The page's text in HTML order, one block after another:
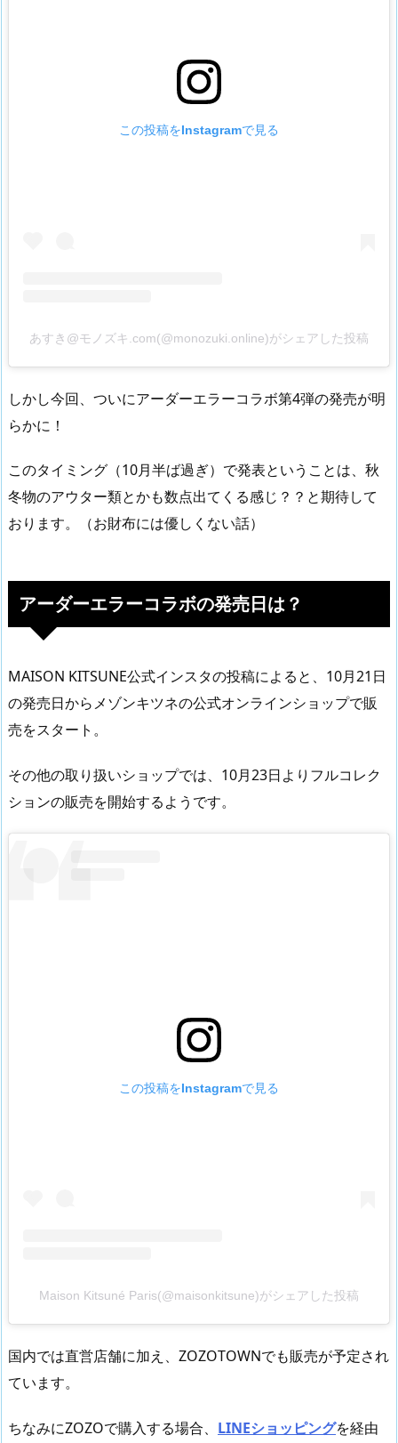
この投稿をInstagramで見る
あすき@モノズキ.com(@monozuki.online)がシェアした投稿
しかし今回、ついにアーダーエラーコラボ第4弾の発売が明
らかに！
このタイミング（10月半ば過ぎ）で発表ということは、秋
冬物のアウター類とかも数点出てくる感じ？？と期待して
おります。（お財布には優しくない話）
アーダーエラーコラボの発売日は？
MAISON KITSUNE公式インスタの投稿によると、10月21日
の発売日からメゾンキツネの公式オンラインショップで販
売をスタート。
その他の取り扱いショップでは、10月23日よりフルコレク
ションの販売を開始するようです。
この投稿をInstagramで見る
Maison Kitsuné Paris(@maisonkitsune)がシェアした投稿
国内では直営店舗に加え、ZOZOTOWNでも販売が予定され
ています。
ちなみにZOZOで購入する場合、 LINEショッピングを経由